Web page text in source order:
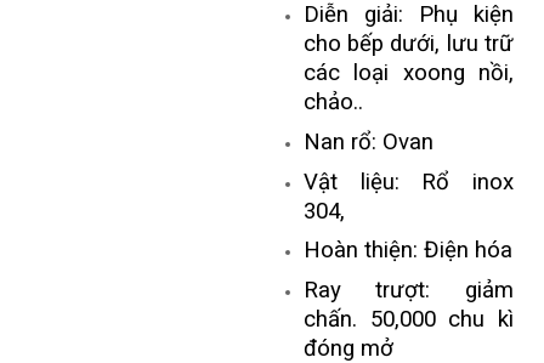
Diễn giải: Phụ kiện
cho bếp dưới, lưu trữ
các loại xoong nồi,
chảo..
Nan rổ: Ovan
Vật liệu: Rổ inox
304,
Hoàn thiện: Điện hóa
Ray trượt: giảm
chấn. 50,000 chu kì
đóng mở